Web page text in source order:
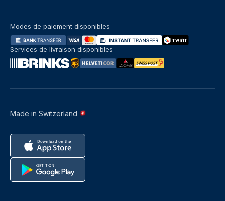
Made in Switzerland
Modes de paiement disponibles
Services de livraison disponibles